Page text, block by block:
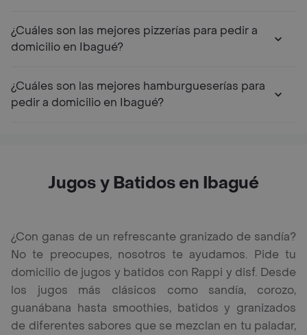
¿Cuáles son las mejores pizzerías para pedir a
domicilio en Ibagué?
¿Cuáles son las mejores hamburgueserías para
pedir a domicilio en Ibagué?
Jugos y Batidos en Ibagué
¿Con ganas de un refrescante granizado de sandía?
No te preocupes, nosotros te ayudamos. Pide tu
domicilio de jugos y batidos con Rappi y disf. Desde
los jugos más clásicos como sandía, corozo,
guanábana hasta smoothies, batidos y granizados
de diferentes sabores que se mezclan en tu paladar,